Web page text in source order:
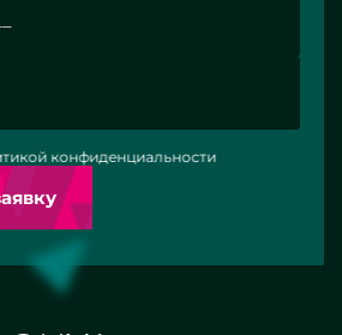
конфиденциальности